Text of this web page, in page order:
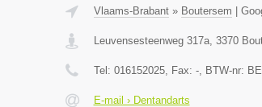
Vlaams-Brabant» Boutersem
Leuvensesteenweg 317a, 3370
Tel: 016152025, Fax: -, BTW-nr:
E-mail › Dentandarts